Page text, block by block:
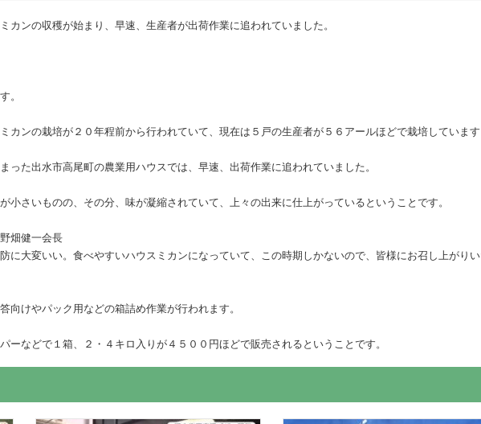
カンの収穫が始まり、早速、生産者が出荷作業に追われていました。
。
カンの栽培が２０年程前から行われていて、現在は５戸の生産者が５６アールほどで栽培していま
った出水市高尾町の農業用ハウスでは、早速、出荷作業に追われていました。
小さいものの、その分、味が凝縮されていて、上々の出来に仕上がっているということです。
畑健一会長
に大変いい。食べやすいハウスミカンになっていて、この時期しかないので、皆様にお召し上がり
向けやパック用などの箱詰め作業が行われます。
ーなどで１箱、２・４キロ入りが４５００円ほどで販売されるということです。